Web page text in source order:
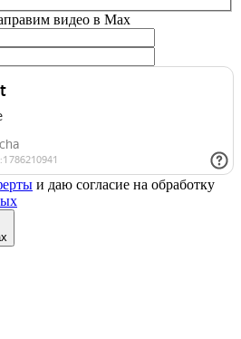
видео в Max
и даю согласие на обработку